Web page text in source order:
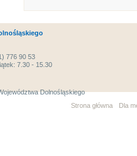
776 90 53
7.30 - 15.30
Dolnośląskiego
Strona główna
Dla